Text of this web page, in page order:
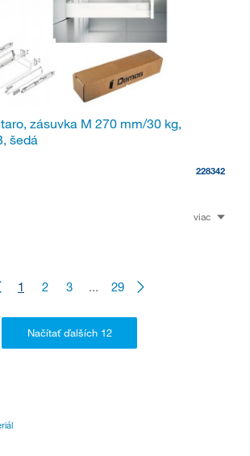
zásuvka M 270 mm/30 kg,
šedá
228342
viac
1 2 3 ... 29